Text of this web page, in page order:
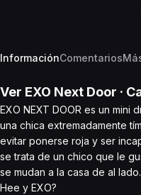
InformaciónComentarios
Ver EXO Next Door ·
EXO NEXT DOOR es un mini
una chica extremadamente
evitar ponerse roja y ser
se trata de un chico que le
se mudan a la casa de al
Hee y EXO?